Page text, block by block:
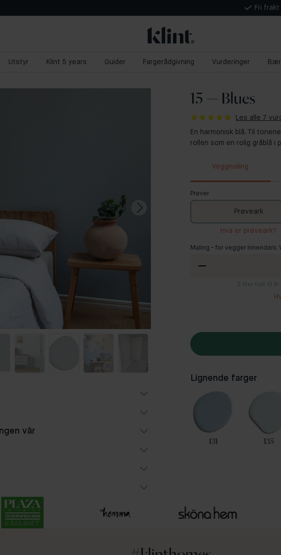
Fri
Utstyr Klint 5 years Guider Fargerådgivning Vurderinger
15 — Blues
Les alle 7
En harmonisk blå. Til
rollen som en rolig gråblå i
Veggmaling
Prøver
Prøveark
Hva er prøveark?
Maling - for vegger innendørs.
2 liter nok til
Lignende farger
131 135
vår